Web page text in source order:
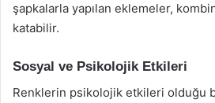
şapkalarla yapılan eklemeler,
katabilir.
Sosyal ve Psikolojik Etkileri
Renklerin psikolojik etkileri olduğu